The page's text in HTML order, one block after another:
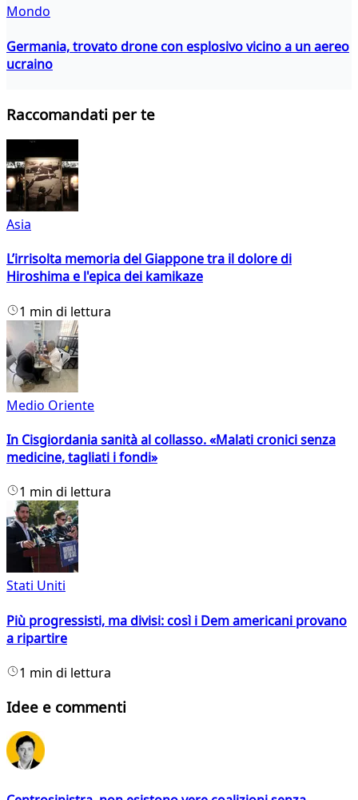
Mondo
Germania, trovato drone con esplosivo vicino a un aereo
ucraino
Raccomandati per te
Asia
L’irrisolta memoria del Giappone tra il dolore di
Hiroshima e l'epica dei kamikaze
1 min di lettura
Medio Oriente
In Cisgiordania sanità al collasso. «Malati cronici senza
medicine, tagliati i fondi»
1 min di lettura
Stati Uniti
Più progressisti, ma divisi: così i Dem americani provano
a ripartire
1 min di lettura
Idee e commenti